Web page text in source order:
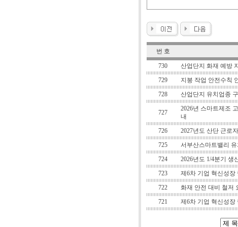
번 호
730 산업단지 화재 예방
729
지붕 작업 안전수칙
728
산업단지 유치업종
727
2026년 스마트제조
내
726 2027년도 산단 근로
725
서부산스마트밸리
724
2026년도 1/4분기 생
723
제6차 기업 혁신성장
722
화재 안전 대비 철저
721
제6차 기업 혁신성장